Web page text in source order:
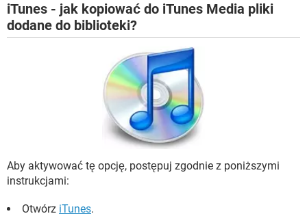
WINDOWS 10
SPOTIFY NETFLIX
INSTAGRAM
GRY
FACEBOOK
iTunes - jak kopiować do iTunes Media pliki
dodane do biblioteki?
Aby aktywować tę opcję, postępuj zgodnie z poniższymi
instrukcjami:
Otwórz iTunes.